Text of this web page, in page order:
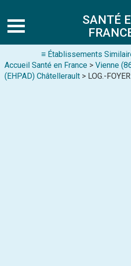
SANTÉ
≡ Établissements
Accueil Santé en France > Vienne
(EHPAD) Châtellerault > LOG.-